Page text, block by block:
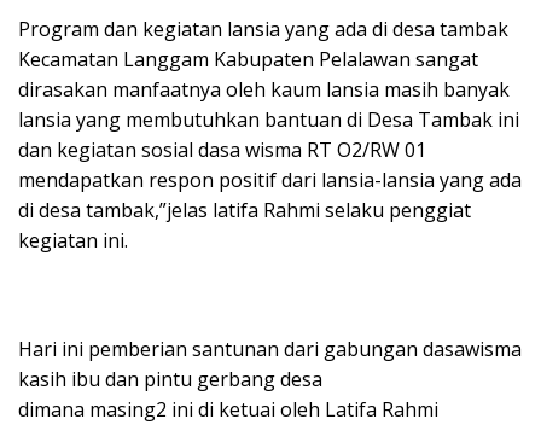
Program dan kegiatan lansia yang ada di desa tambak
Kecamatan Langgam Kabupaten Pelalawan sangat
dirasakan manfaatnya oleh kaum lansia masih banyak
lansia yang membutuhkan bantuan di Desa Tambak ini
dan kegiatan sosial dasa wisma RT O2/RW 01
mendapatkan respon positif dari lansia-lansia yang ada
di desa tambak,”jelas latifa Rahmi selaku penggiat
kegiatan ini.
Hari ini pemberian santunan dari gabungan dasawisma
kasih ibu dan pintu gerbang desa
dimana masing2 ini di ketuai oleh Latifa Rahmi